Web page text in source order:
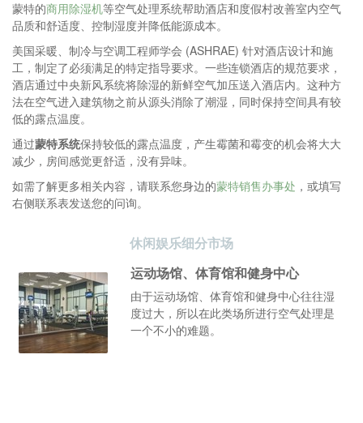
蒙特的商用除湿机等空气处理系统帮助酒店和度假村改善室内空气
品质和舒适度、控制湿度并降低能源成本。
美国采暖、制冷与空调工程师学会 (ASHRAE) 针对酒店设计和施
工，制定了必须满足的特定指导要求。一些连锁酒店的规范要求，
酒店通过中央新风系统将除湿的新鲜空气加压送入酒店内。这种方
法在空气进入建筑物之前从源头消除了潮湿，同时保持空间具有较
低的露点温度。
通过蒙特系统保持较低的露点温度，产生霉菌和霉变的机会将大大
减少，房间感觉更舒适，没有异味。
如需了解更多相关内容，请联系您身边的蒙特销售办事处 ，或填写
右侧联系表发送您的问询。
休闲娱乐细分市场
运动场馆、体育馆和健身中心
由于运动场馆、体育馆和健身中心往往湿
度过大，所以在此类场所进行空气处理是
一个不小的难题。